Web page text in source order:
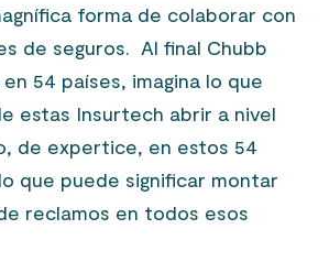
forma de colaborar con
de seguros. Al final Chubb
54 países, imagina lo que
estas Insurtech abrir a nivel
de expertice, en estos 54
que puede significar montar
reclamos en todos esos